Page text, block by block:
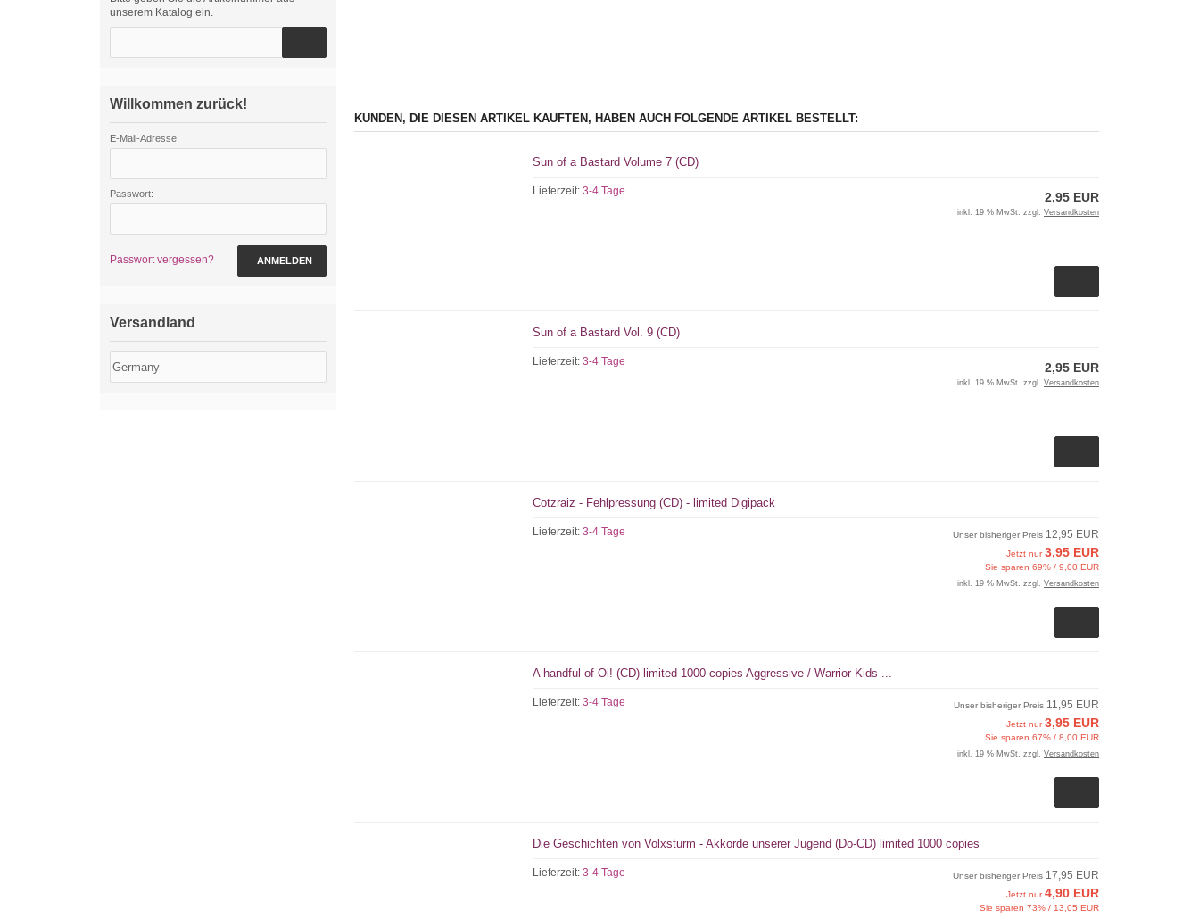
KUNDEN, DIE DIESEN ARTIKEL KAUFTEN, HABEN AUCH FOLGENDE ARTIKEL BESTELLT:
Sun of a Bastard Volume 7 (CD)
Lieferzeit:3-4 Tage 2,95 EUR
inkl. 19 % MwSt. zzgl. Versandkosten
Sun of a Bastard Vol. 9 (CD)
Lieferzeit:3-4 Tage 2,95 EUR
inkl. 19 % MwSt. zzgl. Versandkosten
Cotzraiz - Fehlpressung (CD) - limited Digipack
Lieferzeit:3-4 Tage Unser bisheriger Preis 12,95 EUR
Jetzt nur3,95 EUR
Sie sparen 69% / 9,00 EUR
inkl. 19 % MwSt. zzgl. Versandkosten
A handful of Oi! (CD) limited 1000 copies Aggressive / Warrior Kids ...
Lieferzeit:3-4 Tage Unser bisheriger Preis 11,95 EUR
Jetzt nur3,95 EUR
Sie sparen 67% / 8,00 EUR
inkl. 19 % MwSt. zzgl. Versandkosten
Die Geschichten von Volxsturm - Akkorde unserer Jugend (Do-CD) limited 1000 copies
Lieferzeit:3-4 Tage Unser bisheriger Preis 17,95 EUR
Jetzt nur4,90 EUR
Sie sparen 73% / 13,05 EUR
unserem Katalog ein.
Willkommen zurück!
E-Mail-Adresse:
Passwort:
Passwort vergessen? ANMELDEN
Versandland